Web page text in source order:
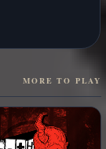
MORE TO PLAY